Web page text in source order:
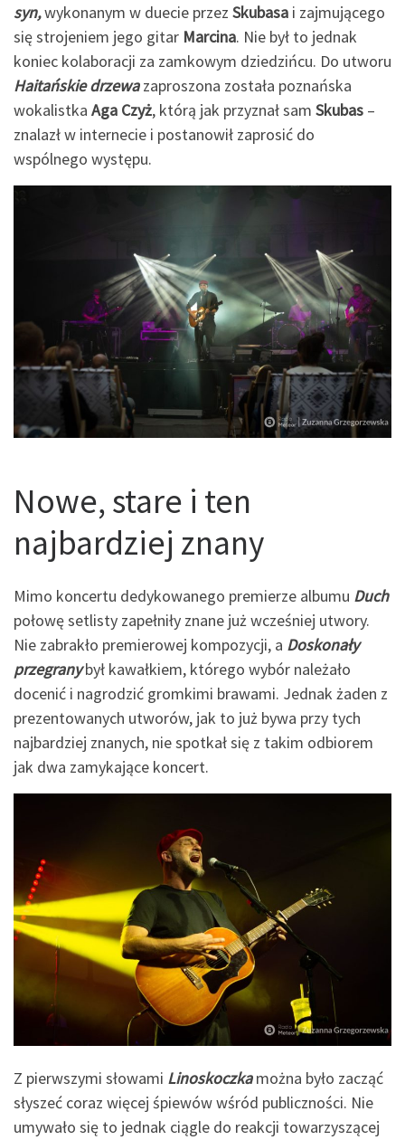
syn,wykonanym w duecie przez Skubasa i zajmującego
się strojeniem jego gitar Marcina. Nie był to jednak
koniec kolaboracji za zamkowym dziedzińcu. Do utworu
Haitańskie drzewazaproszona została poznańska
wokalistka Aga Czyż, którą jak przyznał sam Skubas –
znalazł w internecie i postanowił zaprosić do
wspólnego występu.
Nowe, stare i ten
najbardziej znany
Mimo koncertu dedykowanego premierze albumu Duch
połowę setlisty zapełniły znane już wcześniej utwory.
Nie zabrakło premierowej kompozycji, a Doskonały
przegranybył kawałkiem, którego wybór należało
docenić i nagrodzić gromkimi brawami. Jednak żaden z
prezentowanych utworów, jak to już bywa przy tych
najbardziej znanych, nie spotkał się z takim odbiorem
jak dwa zamykające koncert.
Z pierwszymi słowami Linoskoczkamożna było zacząć
słyszeć coraz więcej śpiewów wśród publiczności. Nie
umywało się to jednak ciągle do reakcji towarzyszącej